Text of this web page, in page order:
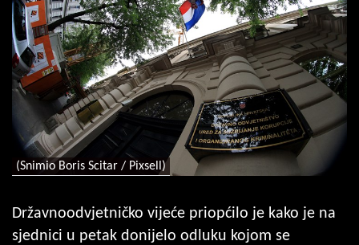
(Snimio Boris Scitar / Pixsell)
Državnoodvjetničko vijeće priopćilo je kako je na
sjednici u petak donijelo odluku kojom se